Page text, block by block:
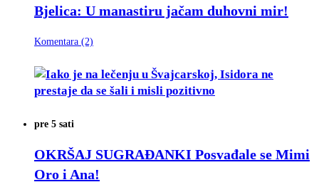
Bjelica: U manastiru jačam duhovni mir!
Komentara (2)
pre 5 sati
OKRŠAJ SUGRAĐANKI Posvađale se Mimi
Oro i Ana!